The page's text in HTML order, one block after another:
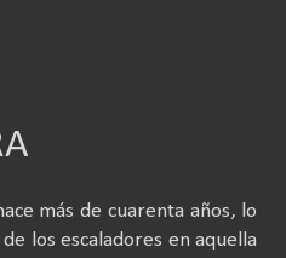
más de cuarenta años, lo
los escaladores en aquella